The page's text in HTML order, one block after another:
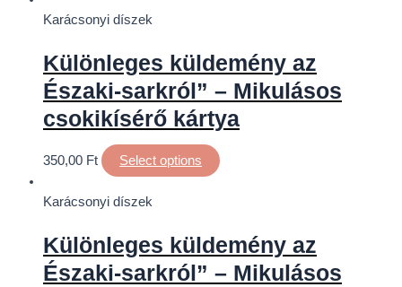
Karácsonyi díszek
Különleges küldemény az
Északi-sarkról” – Mikulásos
csokikísérő kártya
350,00 Ft Select options
Karácsonyi díszek
Különleges küldemény az
Északi-sarkról” – Mikulásos